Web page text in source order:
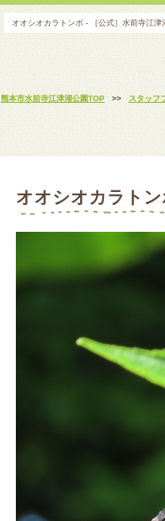
オオシオカラトンボ - ［公式］水前寺江
熊本市水前寺江津湖公園TOP >> スタッフ
オオシオカラトン